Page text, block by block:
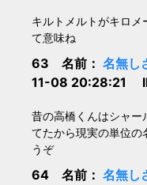
キルトメルトがキロメ
て意味ね
63 名前： 名無し
11-08 20:28:21
昔の高橋くんはシャー
てたから現実の単位
うぞ
64 名前： 名無し